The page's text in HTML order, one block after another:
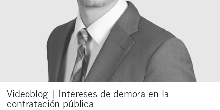
Videoblog | Intereses de demora en la
contratación pública